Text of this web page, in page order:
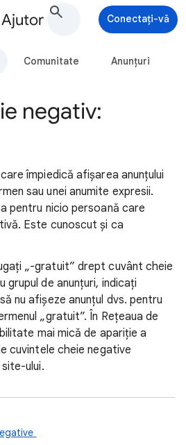
Conectați-vă
Comunitate Anunțuri
negativ:
împiedică afișarea anunțului
sau unei anumite expresii.
pentru nicio persoană care
Este cunoscut și ca
„-gratuit” drept cuvânt cheie
grupul de anunțuri, indicați
nu afișeze anunțul dvs. pentru
„gratuit”. În Rețeaua de
mai mică de apariție a
cuvintele cheie negative
ului.